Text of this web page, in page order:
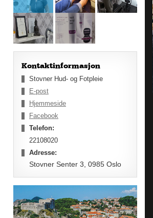
Kontaktinformasjon
Stovner Hud- og Fotpleie
E-post
Hjemmeside
Facebook
Telefon:
22108020
Adresse:
Stovner Senter 3, 0985 Oslo